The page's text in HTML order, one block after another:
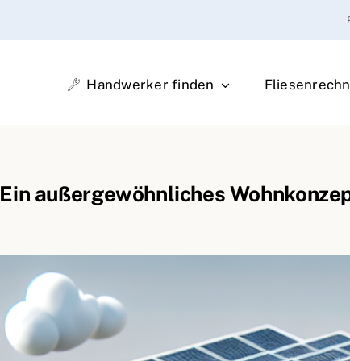
Handwerker finden
Ein außergewöhnliches